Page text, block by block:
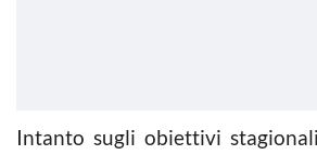
Intanto sugli obiettivi